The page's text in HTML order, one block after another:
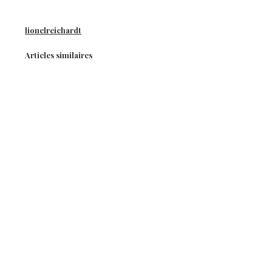
lionelreichardt
Articles similaires